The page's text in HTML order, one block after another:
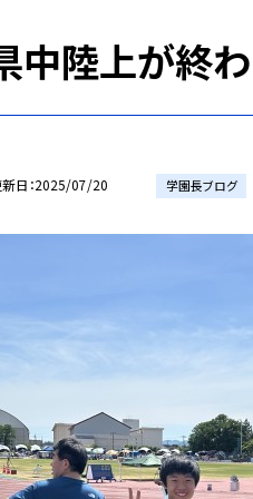
中陸上が終わ
日 2025/07/20 学園長ブログ